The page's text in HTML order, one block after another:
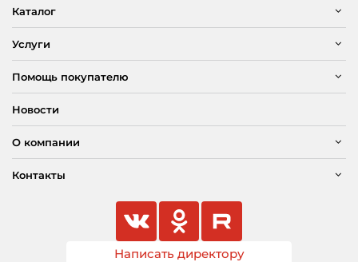
Каталог
Услуги
Помощь покупателю
Новости
О компании
Контакты
Написать директору